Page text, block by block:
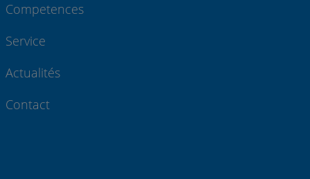
Competences
Service
Actualités
Contact